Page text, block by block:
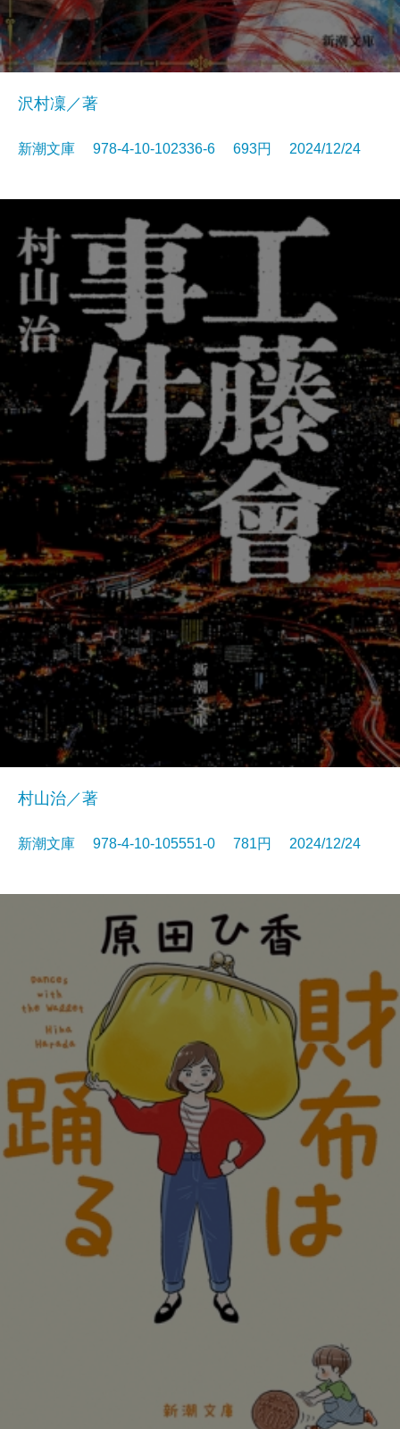
沢村凜／著
新潮文庫 978-4-10-102336-6 693円 2024/12/24
村山治／著
新潮文庫 978-4-10-105551-0 781円 2024/12/24